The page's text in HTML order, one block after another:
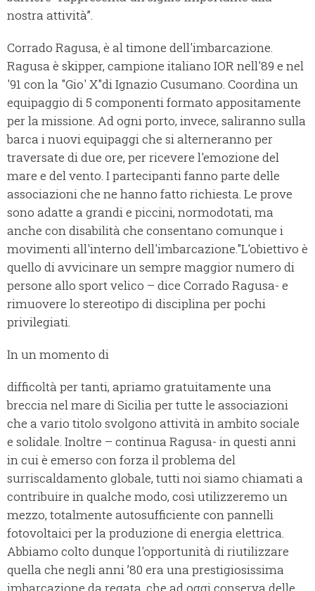
nostra attività”.
Corrado Ragusa, è al timone dell'imbarcazione.
Ragusa è skipper, campione italiano IOR nell'89 e nel
'91 con la "Gio' X"di Ignazio Cusumano. Coordina un
equipaggio di 5 componenti formato appositamente
per la missione. Ad ogni porto, invece, saliranno sulla
barca i nuovi equipaggi che si alterneranno per
traversate di due ore, per ricevere l'emozione del
mare e del vento. I partecipanti fanno parte delle
associazioni che ne hanno fatto richiesta. Le prove
sono adatte a grandi e piccini, normodotati, ma
anche con disabilità che consentano comunque i
movimenti all'interno dell'imbarcazione."L'obiettivo è
quello di avvicinare un sempre maggior numero di
persone allo sport velico – dice Corrado Ragusa- e
rimuovere lo stereotipo di disciplina per pochi
privilegiati.
In un momento di
difficoltà per tanti, apriamo gratuitamente una
breccia nel mare di Sicilia per tutte le associazioni
che a vario titolo svolgono attività in ambito sociale
e solidale. Inoltre – continua Ragusa- in questi anni
in cui è emerso con forza il problema del
surriscaldamento globale, tutti noi siamo chiamati a
contribuire in qualche modo, così utilizzeremo un
mezzo, totalmente autosufficiente con pannelli
fotovoltaici per la produzione di energia elettrica.
Abbiamo colto dunque l'opportunità di riutilizzare
quella che negli anni ’80 era una prestigiosissima